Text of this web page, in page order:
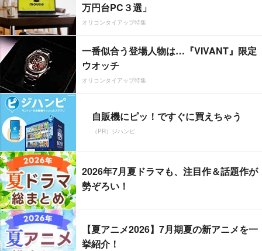
万円台PC３選」
オリコンタイアップ特集
一番似合う登場人物は…『VIVANT』限定
ウオッチ
オリコンタイアップ特集
自販機にピッ！ですぐに買えちゃう
（PR）ジハンピ
2026年7月夏ドラマも、注目作＆話題作が
勢ぞろい！
【夏アニメ2026】7月期夏の新アニメを一
挙紹介！